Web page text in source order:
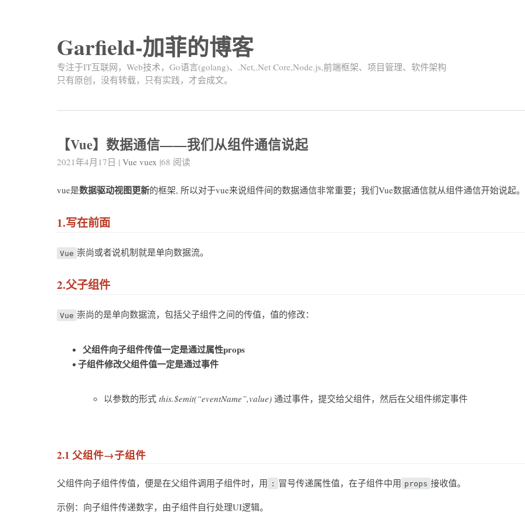
Garfield-加菲的博客
专注于IT互联网，Web技术，Go语言(golang)、.Net,.Net Core,Node.js,前端框架、项目管理、软件架构
只有原创，没有转载，只有实践，才会成文。
【Vue】数据通信——我们从组件通信说起
2021年4月17日 | Vue vuex |68 阅读
vue是数据驱动视图更新的框架, 所以对于vue来说组件间的数据通信非常重要；我们Vue数据通信就从组件通信开始说起。
1.写在前面
Vue 崇尚或者说机制就是单向数据流。
2.父子组件
Vue 崇尚的是单向数据流，包括父子组件之间的传值，值的修改：
父组件向子组件传值一定是通过属性props
子组件修改父组件值一定是通过事件
以参数的形式 this.$emit(“eventName”,value)通过事件，提交给父组件，然后在父组件绑定事件
2.1 父组件→子组件
父组件向子组件传值，便是在父组件调用子组件时，用 : 冒号传递属性值，在子组件中用 props 接收值。
示例：向子组件传递数字，由子组件自行处理UI逻辑。